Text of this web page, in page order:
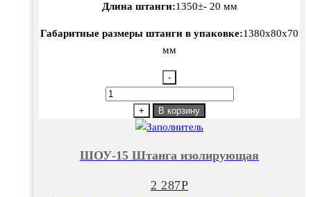
Длина штанги:1350±- 20 мм
Габаритные размеры штанги в упаковке:1380х80х70
мм
-
Количество
ШОУ-15
изолирующая
+ В корзину
ШОУ-15 Штанга изолирующая
2 287Р